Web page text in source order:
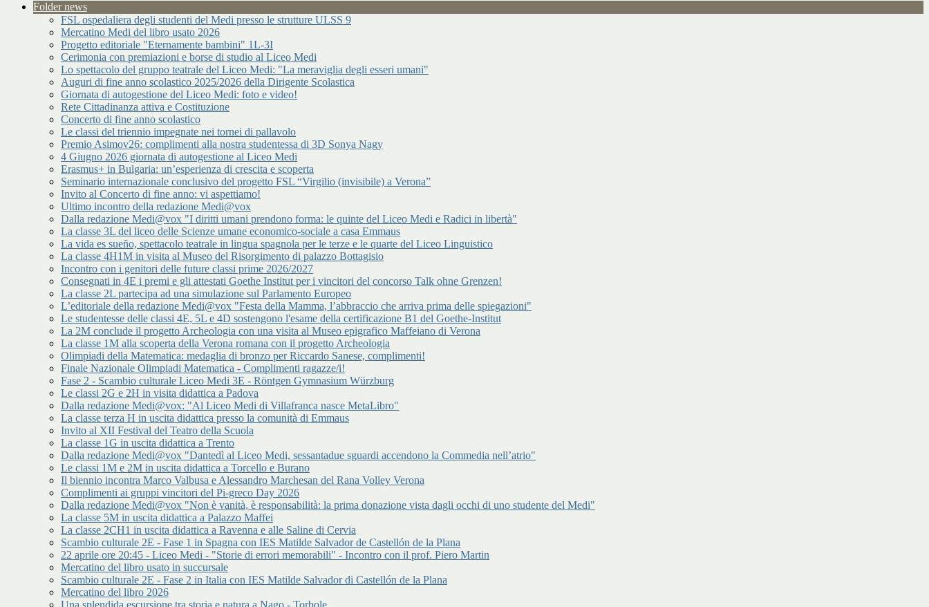
Folder news
FSL ospedaliera degli studenti del Medi presso le strutture ULSS 9
Mercatino Medi del libro usato 2026
Progetto editoriale "Eternamente bambini" 1L-3I
Cerimonia con premiazioni e borse di studio al Liceo Medi
Lo spettacolo del gruppo teatrale del Liceo Medi: "La meraviglia degli esseri umani"
Auguri di fine anno scolastico 2025/2026 della Dirigente Scolastica
Giornata di autogestione del Liceo Medi: foto e video!
Rete Cittadinanza attiva e Costituzione
Concerto di fine anno scolastico
Le classi del triennio impegnate nei tornei di pallavolo
Premio Asimov26: complimenti alla nostra studentessa di 3D Sonya Nagy
4 Giugno 2026 giornata di autogestione al Liceo Medi
Erasmus+ in Bulgaria: un’esperienza di crescita e scoperta
Seminario internazionale conclusivo del progetto FSL “Virgilio (invisibile) a Verona”
Invito al Concerto di fine anno: vi aspettiamo!
Ultimo incontro della redazione Medi@vox
Dalla redazione Medi@vox "I diritti umani prendono forma: le quinte del Liceo Medi e Radici in libertà"
La classe 3L del liceo delle Scienze umane economico-sociale a casa Emmaus
La vida es sueño, spettacolo teatrale in lingua spagnola per le terze e le quarte del Liceo Linguistico
La classe 4H1M in visita al Museo del Risorgimento di palazzo Bottagisio
Incontro con i genitori delle future classi prime 2026/2027
Consegnati in 4E i premi e gli attestati Goethe Institut per i vincitori del concorso Talk ohne Grenzen!
La classe 2L partecipa ad una simulazione sul Parlamento Europeo
L’editoriale della redazione Medi@vox "Festa della Mamma, l’abbraccio che arriva prima delle spiegazioni"
Le studentesse delle classi 4E, 5L e 4D sostengono l'esame della certificazione B1 del Goethe-Institut
La 2M conclude il progetto Archeologia con una visita al Museo epigrafico Maffeiano di Verona
La classe 1M alla scoperta della Verona romana con il progetto Archeologia
Olimpiadi della Matematica: medaglia di bronzo per Riccardo Sanese, complimenti!
Finale Nazionale Olimpiadi Matematica - Complimenti ragazze/i!
Fase 2 - Scambio culturale Liceo Medi 3E - Röntgen Gymnasium Würzburg
Le classi 2G e 2H in visita didattica a Padova
Dalla redazione Medi@vox: "Al Liceo Medi di Villafranca nasce MetaLibro"
La classe terza H in uscita didattica presso la comunità di Emmaus
Invito al XII Festival del Teatro della Scuola
La classe 1G in uscita didattica a Trento
Dalla redazione Medi@vox "Dantedì al Liceo Medi, sessantadue sguardi accendono la Commedia nell’atrio"
Le classi 1M e 2M in uscita didattica a Torcello e Burano
Il biennio incontra Marco Valbusa e Alessandro Marchesan del Rana Volley Verona
Complimenti ai gruppi vincitori del Pi-greco Day 2026
Dalla redazione Medi@vox "Non è vanità, è responsabilità: la prima donazione vista dagli occhi di uno studente del Medi"
La classe 5M in uscita didattica a Palazzo Maffei
La classe 2CH1 in uscita didattica a Ravenna e alle Saline di Cervia
Scambio culturale 2E - Fase 1 in Spagna con IES Matilde Salvador de Castellón de la Plana
22 aprile ore 20:45 - Liceo Medi - "Storie di errori memorabili" - Incontro con il prof. Piero Martin
Mercatino del libro usato in succursale
Scambio culturale 2E - Fase 2 in Italia con IES Matilde Salvador di Castellón de la Plana
Mercatino del libro 2026